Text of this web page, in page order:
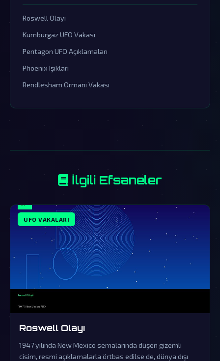
Roswell Olayı
Kumburgaz UFO Vakası
Pentagon UFO Açıklamaları
Phoenix Işıkları
Rendlesham Ormanı Vakası
İlgili Efsaneler
UFO VAKALARI
Roswell Olayı
1947 yılında New Mexico semalarında düşen gizemli
cisim, resmi açıklamalarla örtbas edilse de, dünya dışı